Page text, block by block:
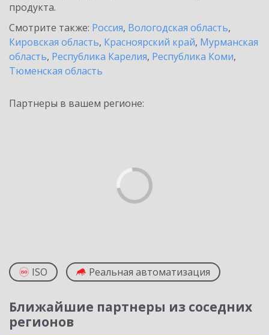
продукта.
Смотрите также: Россия, Вологодская область,
Кировская область, Красноярский край, Мурманская
область, Республика Карелия, Республика Коми,
Тюменская область
Партнеры в вашем регионе:
ISO Реальная автоматизация
Ближайшие партнеры из соседних
регионов